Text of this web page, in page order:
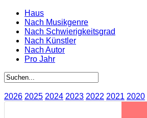
Haus
Nach Musikgenre
Nach Schwierigkeitsgrad
Nach Künstler
Nach Autor
Pro Jahr
2026 2025 2024 2023 2022 2021 2020